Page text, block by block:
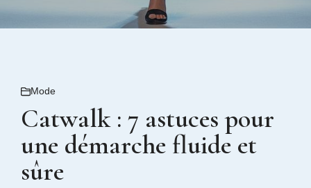
Mode
Catwalk : 7 astuces pour
une démarche fluide et
sûre